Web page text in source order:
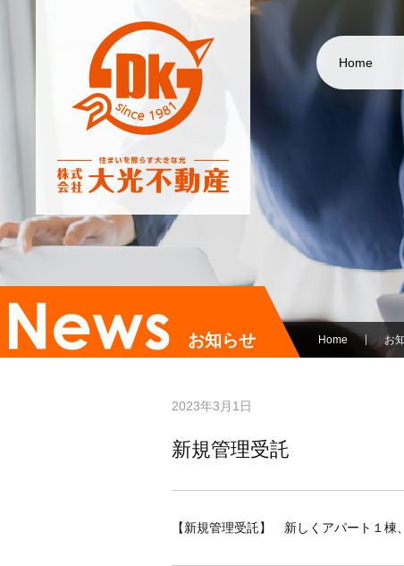
Home
お知らせ Home お
2023年3月1日
新規管理受託
【新規管理受託】 新しくアパート１棟